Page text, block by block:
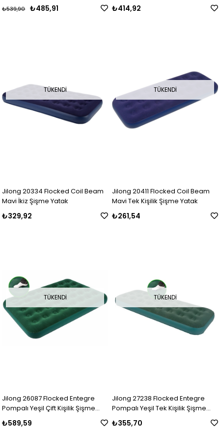
₺485,91
₺539,90 ₺414,92
TÜKENDI
Jilong 20334 Flocked Coil Beam
Mavi İkiz Şişme Yatak
₺329,92
TÜKENDI
Jilong 20411 Flocked Coil Beam
Mavi Tek Kişilik Şişme Yatak
₺261,54
TÜKENDI
Jilong 26087 Flocked Entegre
Pompalı Yeşil Çift Kişilik Şişme
Yatak
₺589,59
TÜKENDI
Jilong 27238 Flocked Entegre
Pompalı Yeşil Tek Kişilik Şişme
Yatak
₺355,70